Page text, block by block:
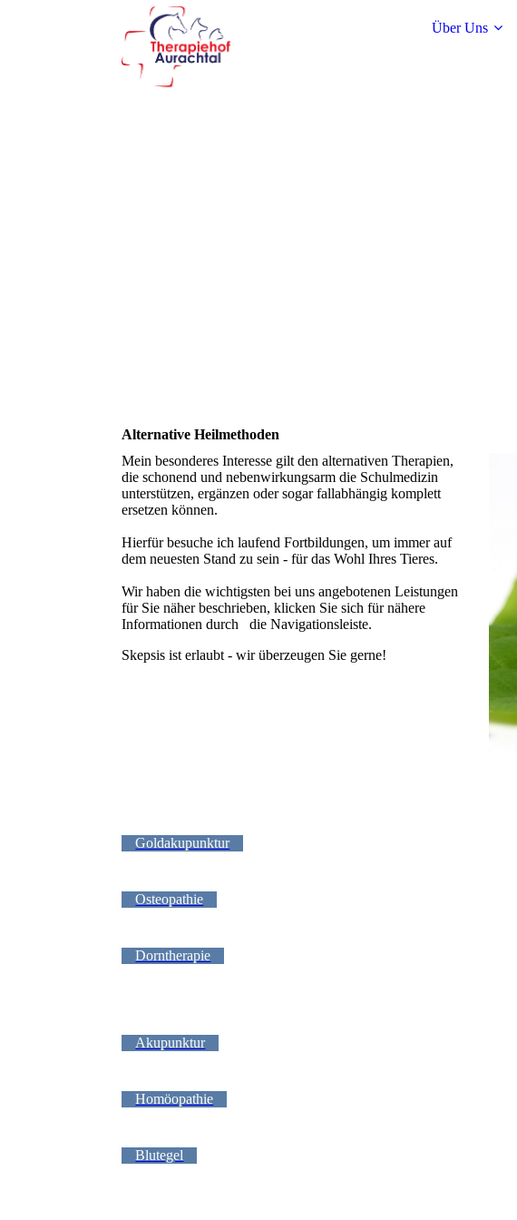
Über Uns
Alternative Heilmethoden
Mein besonderes Interesse gilt den alternativen Therapien,
die schonend und nebenwirkungsarm die Schulmedizin
unterstützen, ergänzen oder sogar fallabhängig komplett
ersetzen können.
Hierfür besuche ich laufend Fortbildungen, um immer auf
dem neuesten Stand zu sein - für das Wohl Ihres Tieres.
Wir haben die wichtigsten bei uns angebotenen Leistungen
für Sie näher beschrieben, klicken Sie sich für nähere
Informationen durch die Navigationsleiste.
Skepsis ist erlaubt - wir überzeugen Sie gerne!
Goldakupunktur
Osteopathie
Dorntherapie
Akupunktur
Homöopathie
Blutegel